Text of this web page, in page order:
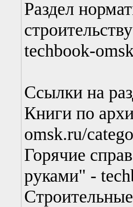
Раздел
techbook-
Ссылки на
Книги по
omsk.ru/
Горячие
руками" -